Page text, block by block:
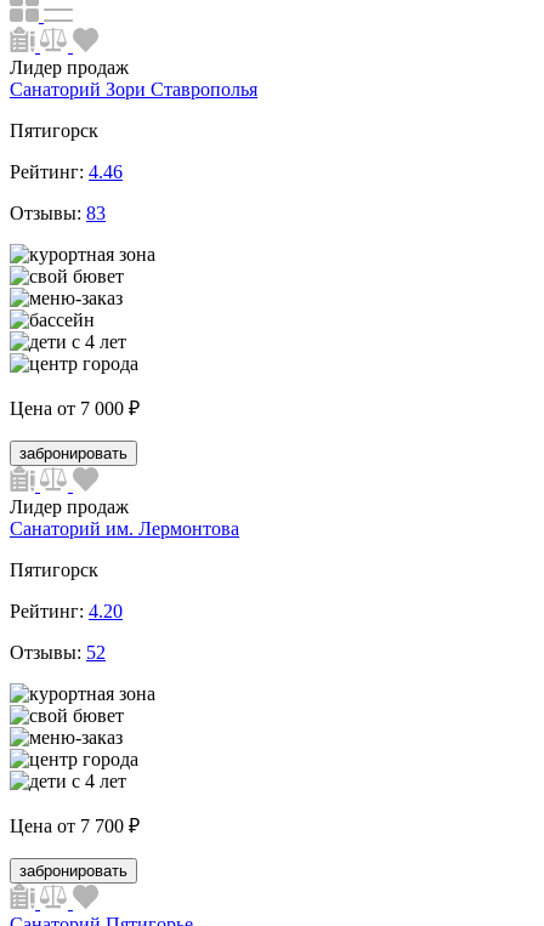
Лидер продаж
Санаторий Зори Ставрополья
Пятигорск
Рейтинг: 4.46
Отзывы: 83
Цена от 7 000 ₽
забронировать
Лидер продаж
Санаторий им. Лермонтова
Пятигорск
Рейтинг: 4.20
Отзывы: 52
Цена от 7 700 ₽
забронировать